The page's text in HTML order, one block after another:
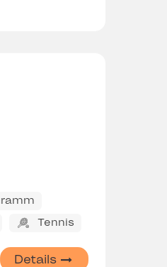
Tennis
Details